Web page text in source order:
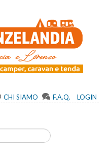
CHI SIAMO F.A.Q. LOGIN